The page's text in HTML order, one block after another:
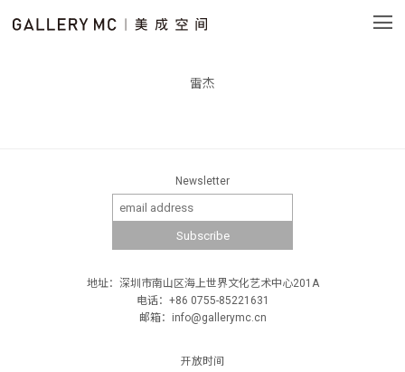
雷杰
Newsletter
地址：深圳市南山区海上世界文化艺术中心201A
电话：+86 0755-85221631
邮箱：info@gallerymc.cn
开放时间